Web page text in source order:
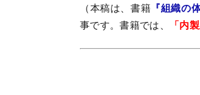
（本稿は、書籍 『組織の
事です。書籍では、
「内